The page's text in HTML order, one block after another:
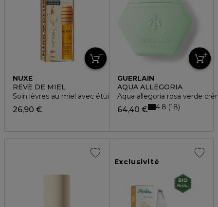
NUXE
RÊVE DE MIEL
Soin lèvres au miel avec étui & charms
26,90 €
GUERLAIN
AQUA ALLEGORIA
Aqua allegoria rosa verde
64,40 € 4.8 18
Exclusivité